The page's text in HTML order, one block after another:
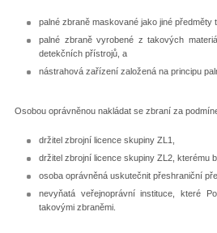
palné zbraně maskované jako jiné předměty
palné zbraně vyrobené z takových
detekčních přístrojů, a
nástrahová zařízení založená na principu
Osobou oprávněnou nakládat se zbraní za
držitel zbrojní licence skupiny ZL1,
držitel zbrojní licence skupiny ZL2, kterému
osoba oprávněná uskutečnit přeshraniční
nevyňatá veřejnoprávní instituce, které
takovými zbraněmi.